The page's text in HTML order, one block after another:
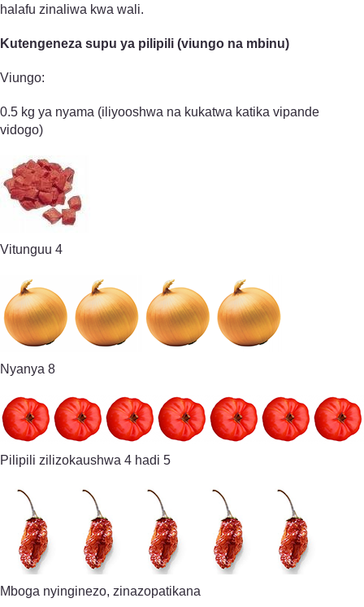
halafu zinaliwa kwa wali.
Kutengeneza supu ya pilipili (viungo na mbinu)
Viungo:
0.5 kg ya nyama (iliyooshwa na kukatwa katika vipande
vidogo)
Vitunguu 4
Nyanya 8
Pilipili zilizokaushwa 4 hadi 5
Mboga nyinginezo, zinazopatikana